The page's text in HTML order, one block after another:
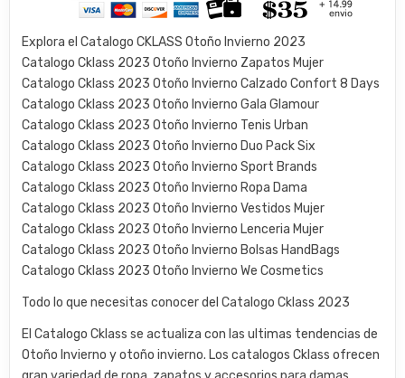
Explora el Catalogo CKLASS Otoño Invierno 2023
Catalogo Cklass 2023 Otoño Invierno Zapatos Mujer
Catalogo Cklass 2023 Otoño Invierno Calzado Confort 8 Days
Catalogo Cklass 2023 Otoño Invierno Gala Glamour
Catalogo Cklass 2023 Otoño Invierno Tenis Urban
Catalogo Cklass 2023 Otoño Invierno Duo Pack Six
Catalogo Cklass 2023 Otoño Invierno Sport Brands
Catalogo Cklass 2023 Otoño Invierno Ropa Dama
Catalogo Cklass 2023 Otoño Invierno Vestidos Mujer
Catalogo Cklass 2023 Otoño Invierno Lenceria Mujer
Catalogo Cklass 2023 Otoño Invierno Bolsas HandBags
Catalogo Cklass 2023 Otoño Invierno We Cosmetics
Todo lo que necesitas conocer del Catalogo Cklass 2023
El Catalogo Cklass se actualiza con las ultimas tendencias de
Otoño Invierno y otoño invierno. Los catalogos Cklass ofrecen